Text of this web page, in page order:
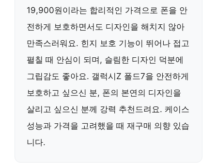
19,900원이라는 합리적인 가격으로 폰을 안
전하게 보호하면서도 디자인을 해치지 않아
만족스러워요. 힌지 보호 기능이 뛰어나 접고
펼칠 때 안심이 되며, 슬림한 디자인 덕분에
그립감도 좋아요. 갤럭시Z 폴드7을 안전하게
보호하고 싶으신 분, 폰의 본연의 디자인을
살리고 싶으신 분께 강력 추천드려요. 케이스
성능과 가격을 고려했을 때 재구매 의향 있습
니다.